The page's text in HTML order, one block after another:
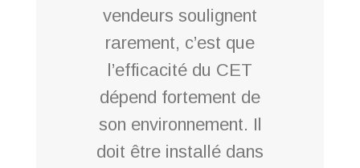
vendeurs soulignent
rarement, c’est que
l’efficacité du CET
dépend fortement de
son environnement. Il
doit être installé dans